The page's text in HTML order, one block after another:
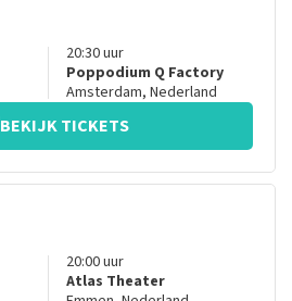
20:30uur
Poppodium Q Factory
Amsterdam, Nederland
BEKIJK TICKETS
20:00uur
Atlas Theater